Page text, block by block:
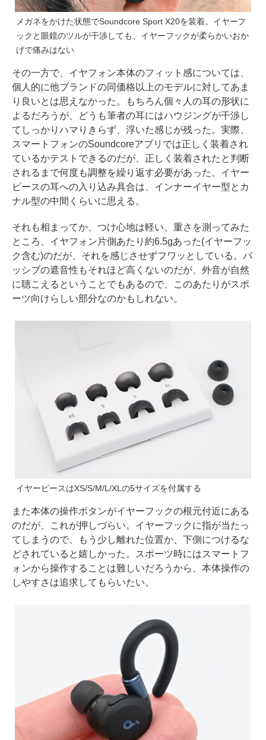
メガネをかけた状態でSoundcore Sport X20を装着。イヤーフ
ックと眼鏡のツルが干渉しても、イヤーフックが柔らかいおか
げで痛みはない
その一方で、イヤフォン本体のフィット感については、
個人的に他ブランドの同価格以上のモデルに対してあま
り良いとは思えなかった。もちろん個々人の耳の形状に
よるだろうが、どうも筆者の耳にはハウジングが干渉し
てしっかりハマりきらず、浮いた感じが残った。実際、
スマートフォンのSoundcoreアプリでは正しく装着され
ているかテストできるのだが、正しく装着されたと判断
されるまで何度も調整を繰り返す必要があった。イヤー
ピースの耳への入り込み具合は、インナーイヤー型とカ
ナル型の中間くらいに思える。
それも相まってか、つけ心地は軽い。重さを測ってみた
ところ、イヤフォン片側あたり約6.5gあった(イヤーフッ
ク含む)のだが、それを感じさせずフワッとしている。パ
ッシブの遮音性もそれほど高くないのだが、外音が自然
に聴こえるということでもあるので、このあたりがスポ
ーツ向けらしい部分なのかもしれない。
イヤーピースはXS/S/M/L/XLの5サイズを付属する
また本体の操作ボタンがイヤーフックの根元付近にある
のだが、これが押しづらい。イヤーフックに指が当たっ
てしまうので、もう少し離れた位置か、下側につけるな
どされていると嬉しかった。スポーツ時にはスマートフ
ォンから操作することは難しいだろうから、本体操作の
しやすさは追求してもらいたい。